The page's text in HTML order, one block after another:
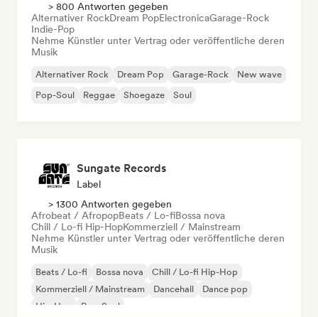
> 800 Antworten gegeben
Alternativer RockDream PopElectronicaGarage-Rock
Indie-Pop
Nehme Künstler unter Vertrag oder veröffentliche deren
Musik
Alternativer Rock Dream Pop Garage-Rock
New wave
Pop-Soul
Reggae Shoegaze Soul
Sungate Records
Label
> 1300 Antworten gegeben
Afrobeat / AfropopBeats / Lo-fiBossa nova
Chill / Lo-fi Hip-HopKommerziell / Mainstream
Nehme Künstler unter Vertrag oder veröffentliche deren
Musik
Beats / Lo-fi Bossa nova
Chill / Lo-fi Hip-Hop
Kommerziell / Mainstream
Dancehall
Dance pop
Hip-Hop
Pop-Soul